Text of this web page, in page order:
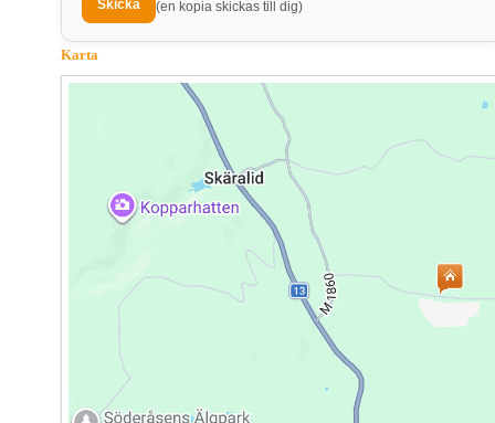
(en kopia skickas till dig)
Karta